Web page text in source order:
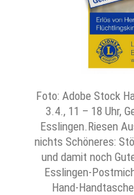
Foto: Adobe Stock
3.4., 11 – 18 Uhr,
Esslingen.Riesen
nichts Schöneres:
und damit noch
Esslingen-
Hand-